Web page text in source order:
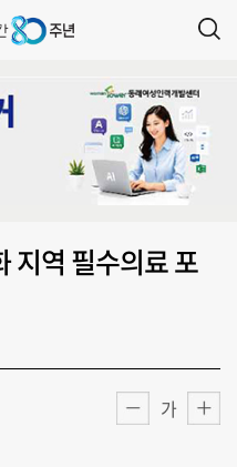
지역 필수의료 포
가